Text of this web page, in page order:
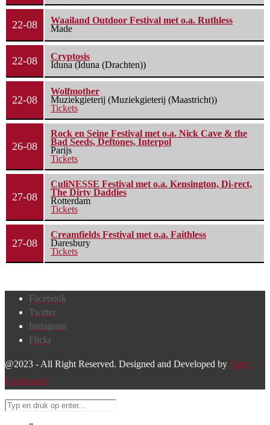
22-08
Waailand Outdoor Festival met o.a. Ruthless
Made
22-08
Cryptosis
Iduna (Iduna (Drachten))
22-08
Wolfmother
Muziekgieterij (Muziekgieterij (Maastricht))
Tickets
26-08
Rock en Seine Festival met o.a. Nick Cave & the
Bad Seeds, Deftones, Interpol
Parijs
Tickets
27-08
CuliNESSE Festival met o.a. Kensington, Di-rect,
The Dirty Daddies
Rotterdam
Tickets
27-08
Creamfields Festival met o.a. Faithless
Daresbury
Tickets
Facebook
Twitter
Instagram
Flickr
@2023 - All Right Reserved. Designed and Developed by Harm
Lourenssen